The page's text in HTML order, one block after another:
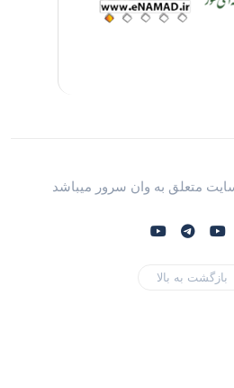
متعلق به وان سرور میباشد
به بالا